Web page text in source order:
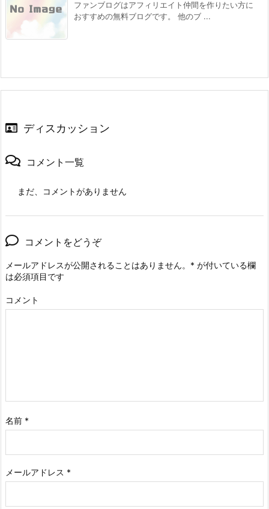
ファンブログはアフィリエイト仲間を作りたい方に
おすすめの無料ブログです。 他のブ ...
ディスカッション
コメント一覧
まだ、コメントがありません
コメントをどうぞ
メールアドレスが公開されることはありません。 * が付いている欄
は必須項目です
コメント
名前 *
メールアドレス *